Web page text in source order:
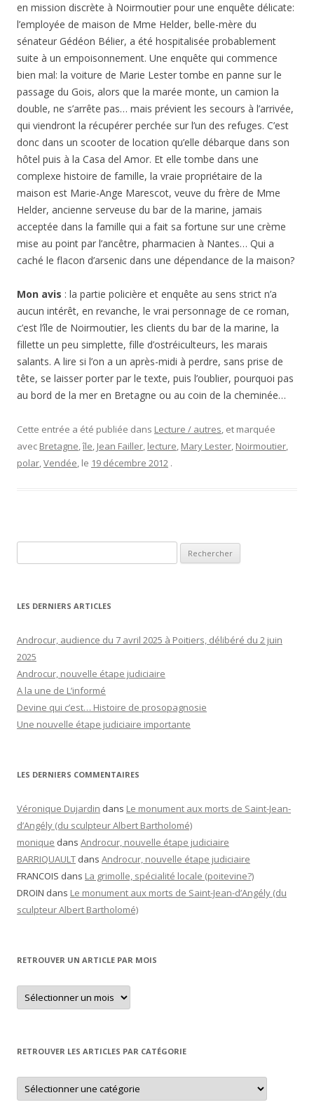
en mission discrète à Noirmoutier pour une enquête délicate:
l’employée de maison de Mme Helder, belle-mère du
sénateur Gédéon Bélier, a été hospitalisée probablement
suite à un empoisonnement. Une enquête qui commence
bien mal: la voiture de Marie Lester tombe en panne sur le
passage du Gois, alors que la marée monte, un camion la
double, ne s’arrête pas… mais prévient les secours à l’arrivée,
qui viendront la récupérer perchée sur l’un des refuges. C’est
donc dans un scooter de location qu’elle débarque dans son
hôtel puis à la Casa del Amor. Et elle tombe dans une
complexe histoire de famille, la vraie propriétaire de la
maison est Marie-Ange Marescot, veuve du frère de Mme
Helder, ancienne serveuse du bar de la marine, jamais
acceptée dans la famille qui a fait sa fortune sur une crème
mise au point par l’ancêtre, pharmacien à Nantes… Qui a
caché le flacon d’arsenic dans une dépendance de la maison?
Mon avis : la partie policière et enquête au sens strict n’a
aucun intérêt, en revanche, le vrai personnage de ce roman,
c’est l’île de Noirmoutier, les clients du bar de la marine, la
fillette un peu simplette, fille d’ostréiculteurs, les marais
salants. A lire si l’on a un après-midi à perdre, sans prise de
tête, se laisser porter par le texte, puis l’oublier, pourquoi pas
au bord de la mer en Bretagne ou au coin de la cheminée…
Cette entrée a été publiée dans Lecture / autres, et marquée
avec Bretagne,île, Jean Failler, lecture, Mary Lester, Noirmoutier,
polar,Vendée, le 19 décembre 2012 .
LES DERNIERS ARTICLES
Androcur, audience du 7 avril 2025 à Poitiers, délibéré du 2 juin
2025
Androcur, nouvelle étape judiciaire
A la une de L’informé
Devine qui c’est… Histoire de prosopagnosie
Une nouvelle étape judiciaire importante
LES DERNIERS COMMENTAIRES
Véronique Dujardin dans Le monument aux morts de Saint-Jean-
d’Angély (du sculpteur Albert Bartholomé)
monique dans Androcur, nouvelle étape judiciaire
BARRIQUAULT dans Androcur, nouvelle étape judiciaire
FRANCOIS dans La grimolle, spécialité locale (poitevine?)
DROIN dans Le monument aux morts de Saint-Jean-d’Angély (du
sculpteur Albert Bartholomé)
RETROUVER UN ARTICLE PAR MOIS
Retrouver
un
article
RETROUVER LES ARTICLES PAR CATÉGORIE
Retrouver
les
articles